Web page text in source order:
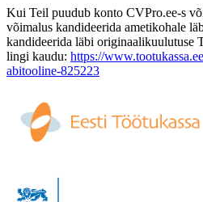
Kui Teil puudub konto CVPro.ee-s
võimalus kandideerida ametikohale
kandideerida läbi originaalikuulutuse
lingi kaudu: https://
abitooline-825223